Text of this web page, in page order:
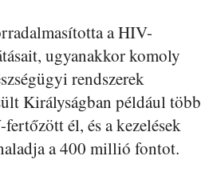
a HIV-
ugyanakkor komoly
rendszerek
Királyságban például több
él, és a kezelések
a 400 millió fontot.